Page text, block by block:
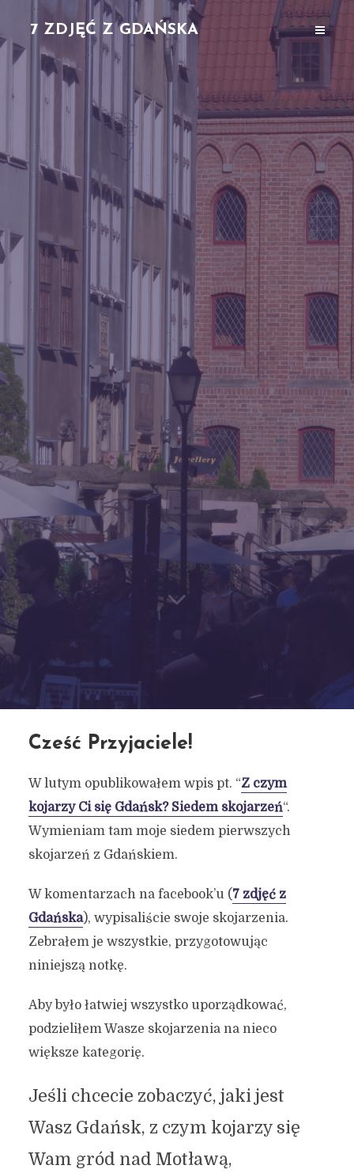
7 ZDJĘĆ Z GDAŃSKA
Cześć Przyjaciele!
W lutym opublikowałem wpis pt. “Z czym
kojarzy Ci się Gdańsk? Siedem skojarzeń“.
Wymieniam tam moje siedem pierwszych
skojarzeń z Gdańskiem.
W komentarzach na facebook’u (7 zdjęć z
Gdańska), wypisaliście swoje skojarzenia.
Zebrałem je wszystkie, przygotowując
niniejszą notkę.
Aby było łatwiej wszystko uporządkować,
podzieliłem Wasze skojarzenia na nieco
większe kategorię.
Jeśli chcecie zobaczyć, jaki jest
Wasz Gdańsk, z czym kojarzy się
Wam gród nad Motławą,